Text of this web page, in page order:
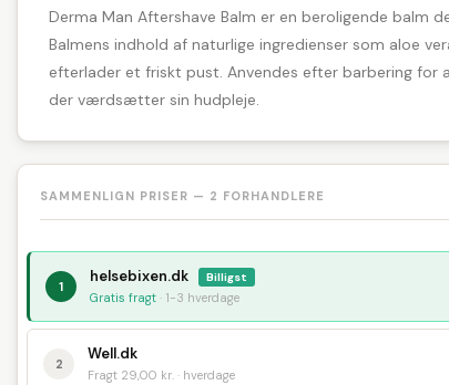
Derma Man Aftershave Balm er en beroligende
Balmens indhold af naturlige ingredienser som aloe
efterlader et friskt pust. Anvendes efter barbering
der værdsætter sin hudpleje.
SAMMENLIGN PRISER — 2 FORHANDLERE
1
helsebixen.dk Billigst
Gratis fragt · 1-3 hverdage
2
Well.dk
Fragt 29,00 kr. · hverdage